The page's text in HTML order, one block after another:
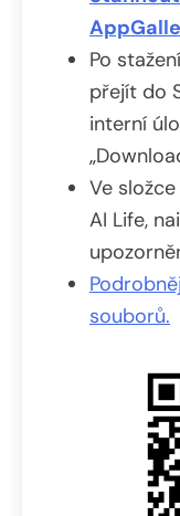
Po
přejít do
interní
Ve
AI Life,
souborů.